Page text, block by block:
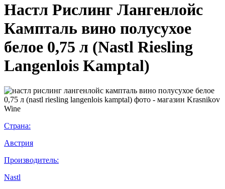
Настл Рислинг Лангенлойс
Кампталь вино полусухое
белое 0,75 л (Nastl Riesling
Langenlois Kamptal)
Страна:
Австрия
Производитель:
Nastl